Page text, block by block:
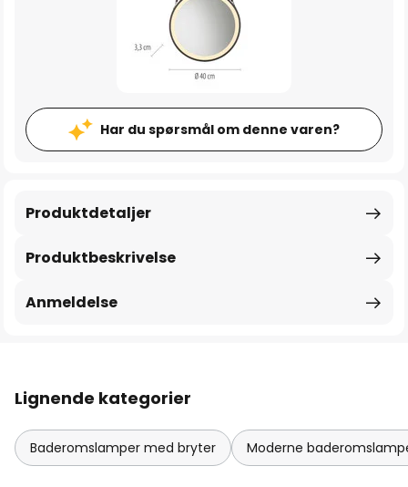
Har du spørsmål om denne varen?
Produktbeskrivelse
Produktdetaljer
Anmeldelse
Lignende kategorier
Baderomslamper med bryter Moderne